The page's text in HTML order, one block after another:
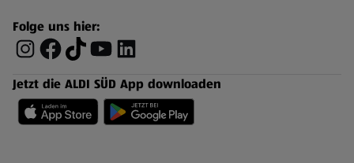
Folge uns hier:
Jetzt die ALDI SÜD App downloaden